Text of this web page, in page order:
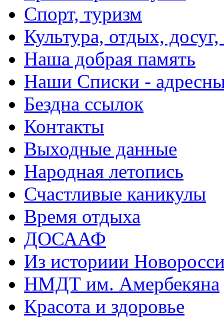
Спорт, туризм
Культура, отдых,
Наша добрая память
Наши Списки -
Бездна ссылок
Контакты
Выходные данные
Народная летопись
Счастливые каникулы
Время отдыха
ДОСААФ
Из историии
НМДТ им. Амербекяна
Красота и здоровье